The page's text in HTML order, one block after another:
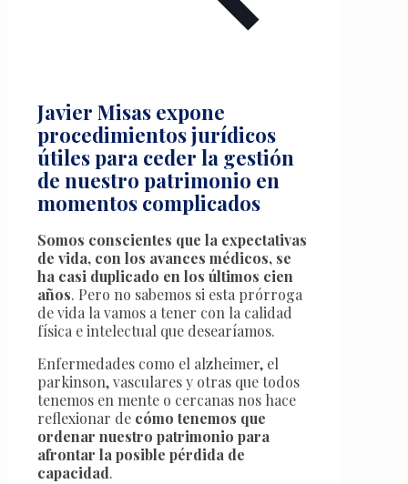
Javier Misas expone
procedimientos jurídicos
útiles para ceder la gestión
de nuestro patrimonio en
momentos complicados
Somos conscientes que la expectativas
de vida, con los avances médicos, se
ha casi duplicado en los últimos cien
años. Pero no sabemos si esta prórroga
de vida la vamos a tener con la calidad
física e intelectual que desearíamos.
Enfermedades como el alzheimer, el
parkinson, vasculares y otras que todos
tenemos en mente o cercanas nos hace
reflexionar de cómo tenemos que
ordenar nuestro patrimonio para
afrontar la posible pérdida de
capacidad.